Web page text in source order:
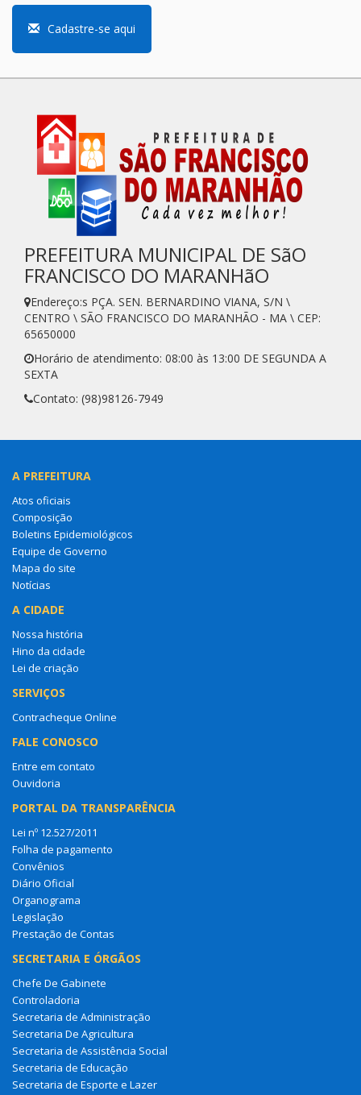
Cadastre-se aqui
PREFEITURA MUNICIPAL DE SãO
FRANCISCO DO MARANHãO
Endereço:s PÇA. SEN. BERNARDINO VIANA, S/N \
CENTRO \ SÃO FRANCISCO DO MARANHÃO - MA \ CEP:
65650000
Horário de atendimento: 08:00 às 13:00 DE SEGUNDA A
SEXTA
Contato: (98)98126-7949
A PREFEITURA
Atos oficiais
Composição
Boletins Epidemiológicos
Equipe de Governo
Mapa do site
Notícias
A CIDADE
Nossa história
Hino da cidade
Lei de criação
SERVIÇOS
Contracheque Online
FALE CONOSCO
Entre em contato
Ouvidoria
PORTAL DA TRANSPARÊNCIA
Lei nº 12.527/2011
Folha de pagamento
Convênios
Diário Oficial
Organograma
Legislação
Prestação de Contas
SECRETARIA E ÓRGÃOS
Chefe De Gabinete
Controladoria
Secretaria de Administração
Secretaria De Agricultura
Secretaria de Assistência Social
Secretaria de Educação
Secretaria de Esporte e Lazer